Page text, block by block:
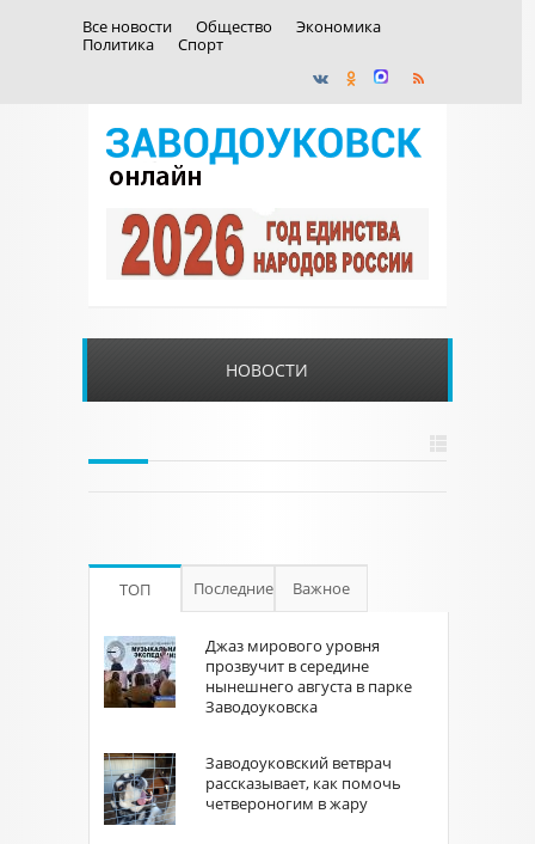
Все новости Общество
Экономика
Политика
Спорт
НОВОСТИ
ТОП Последние Важное
Джаз мирового уровня
прозвучит в середине
нынешнего августа в парке
Заводоуковска
Заводоуковский ветврач
рассказывает, как помочь
четвероногим в жару